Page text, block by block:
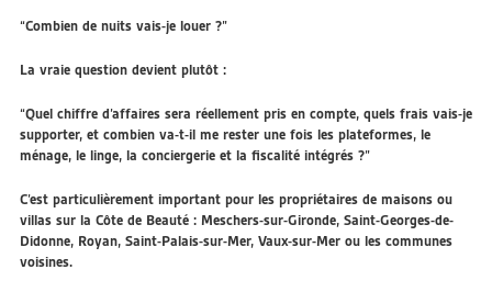
“Combien de nuits vais-je louer ?”
La vraie question devient plutôt :
“Quel chiffre d’affaires sera réellement pris en compte, quels frais vais-je
supporter, et combien va-t-il me rester une fois les plateformes, le
ménage, le linge, la conciergerie et la fiscalité intégrés ?”
C’est particulièrement important pour les propriétaires de maisons ou
villas sur la Côte de Beauté : Meschers-sur-Gironde, Saint-Georges-de-
Didonne, Royan, Saint-Palais-sur-Mer, Vaux-sur-Mer ou les communes
voisines.